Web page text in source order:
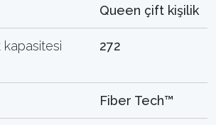
Queen çift kişilik
kapasitesi
272
Fiber Tech™